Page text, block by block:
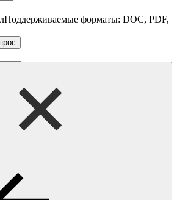
Поддерживаемые форматы: DOC, PDF,